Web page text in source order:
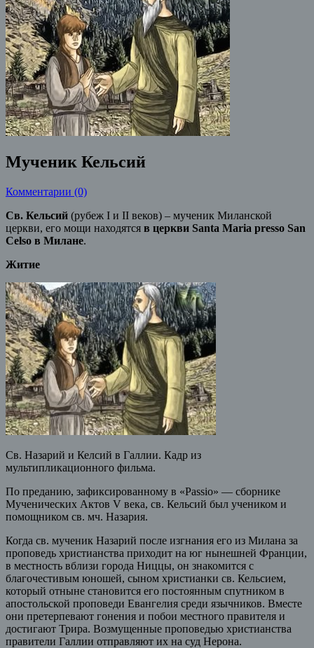
Мученик Кельсий
Комментарии (0)
Св. Кельсий (рубеж I и II веков) – мученик Миланской
церкви, его мощи находятся в церкви Santa Maria presso San
Celso в Милане.
Житие
Св. Назарий и Келсий в Галлии. Кадр из
мультипликационного фильма.
По преданию, зафиксированному в «Passio» — сборнике
Мученических Актов V века, св. Кельсий был учеником и
помощником св. мч. Назария.
Когда св. мученик Назарий после изгнания его из Милана за
проповедь христианства приходит на юг нынешней Франции,
в местность вблизи города Ниццы, он знакомится с
благочестивым юношей, сыном христианки св. Кельсием,
который отныне становится его постоянным спутником в
апостольской проповеди Евангелия среди язычников. Вместе
они претерпевают гонения и побои местного правителя и
достигают Трира. Возмущенные проповедью христианства
правители Галлии отправляют их на суд Нерона.